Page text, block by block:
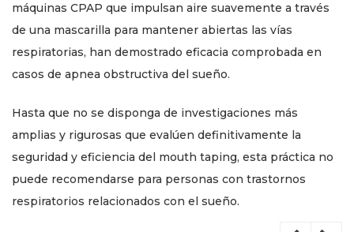
máquinas CPAP que impulsan aire suavemente a través
de una mascarilla para mantener abiertas las vías
respiratorias, han demostrado eficacia comprobada en
casos de apnea obstructiva del sueño.
Hasta que no se disponga de investigaciones más
amplias y rigurosas que evalúen definitivamente la
seguridad y eficiencia del mouth taping, esta práctica no
puede recomendarse para personas con trastornos
respiratorios relacionados con el sueño.